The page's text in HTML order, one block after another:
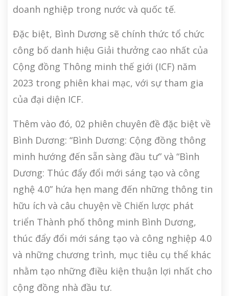
doanh nghiệp trong nước và quốc tế.
Đặc biệt, Bình Dương sẽ chính thức tổ chức
công bố danh hiệu Giải thưởng cao nhất của
Cộng đồng Thông minh thế giới (ICF) năm
2023 trong phiên khai mạc, với sự tham gia
của đại diện ICF.
Thêm vào đó, 02 phiên chuyên đề đặc biệt về
Bình Dương: “Bình Dương: Cộng đồng thông
minh hướng đến sẵn sàng đầu tư” và “Bình
Dương: Thúc đẩy đổi mới sáng tạo và công
nghệ 4.0” hứa hẹn mang đến những thông tin
hữu ích và câu chuyện về Chiến lược phát
triển Thành phố thông minh Bình Dương,
thúc đẩy đổi mới sáng tạo và công nghiệp 4.0
và những chương trình, mục tiêu cụ thể khác
nhằm tạo những điều kiện thuận lợi nhất cho
cộng đồng nhà đầu tư.